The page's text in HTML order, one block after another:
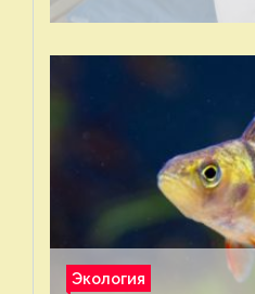
экологии на ECOportal
Экология